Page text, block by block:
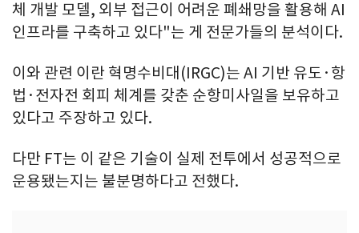
체 개발 모델, 외부 접근이 어려운 폐쇄망을 활용해 AI
인프라를 구축하고 있다"는 게 전문가들의 분석이다.
이와 관련 이란 혁명수비대(IRGC)는 AI 기반 유도·항
법·전자전 회피 체계를 갖춘 순항미사일을 보유하고
있다고 주장하고 있다.
다만 FT는 이 같은 기술이 실제 전투에서 성공적으로
운용됐는지는 불분명하다고 전했다.